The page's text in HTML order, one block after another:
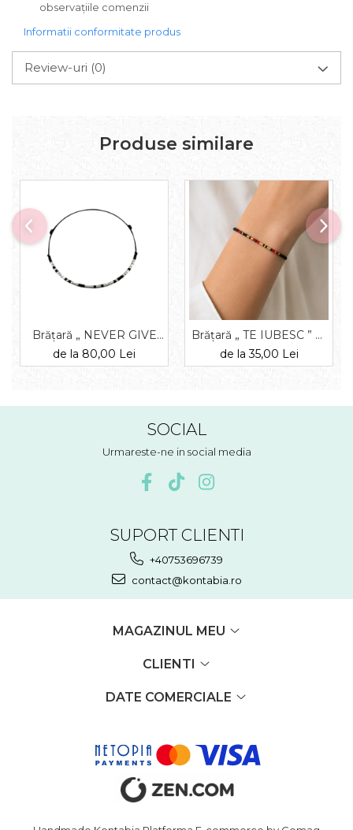
observațiile comenzii
Informatii conformitate produs
Review-uri (0)
Produse similare
Brățară „ NEVER GIVE
UP ” — morse, diverse
materiale
de la 80,00 Lei
Brățară „ TE IUBESC ” —
morse, diverse materiale
de la 35,00 Lei
SOCIAL
Urmareste-ne in social media
SUPORT CLIENTI
+40753696739
contact@kontabia.ro
MAGAZINUL MEU
CLIENTI
DATE COMERCIALE